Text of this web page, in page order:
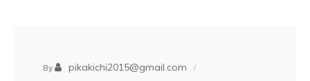
By pikakichi2015@gmail.com